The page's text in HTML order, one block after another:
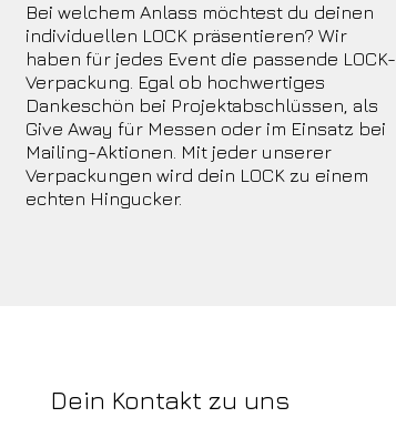
Bei welchem Anlass möchtest du deinen
individuellen LOCK präsentieren? Wir
haben für jedes Event die passende LOCK-
Verpackung. Egal ob hochwertiges
Dankeschön bei Projektabschlüssen, als
Give Away für Messen oder im Einsatz bei
Mailing-Aktionen. Mit jeder unserer
Verpackungen wird dein LOCK zu einem
echten Hingucker.
Dein Kontakt zu uns